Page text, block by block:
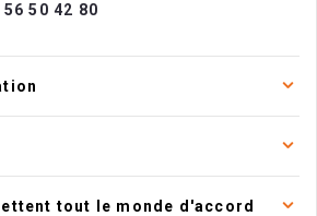
56 50 42 80
tout le monde d'accord